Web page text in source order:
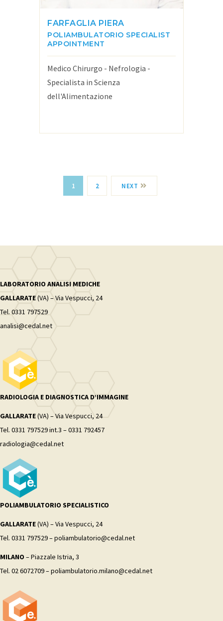
FARFAGLIA PIERA
POLIAMBULATORIO SPECIALIST
APPOINTMENT
Medico Chirurgo - Nefrologia -
Specialista in Scienza
dell'Alimentazione
1 2 NEXT
LABORATORIO ANALISI MEDICHE
GALLARATE(VA) – Via Vespucci, 24
Tel. 0331 797529
analisi@cedal.net
RADIOLOGIA E DIAGNOSTICA D’IMMAGINE
GALLARATE(VA) – Via Vespucci, 24
Tel. 0331 797529 int.3 – 0331 792457
radiologia@cedal.net
POLIAMBULATORIO SPECIALISTICO
GALLARATE(VA) – Via Vespucci, 24
Tel. 0331 797529 – poliambulatorio@cedal.net
MILANO – Piazzale Istria, 3
Tel. 02 6072709 – poliambulatorio.milano@cedal.net